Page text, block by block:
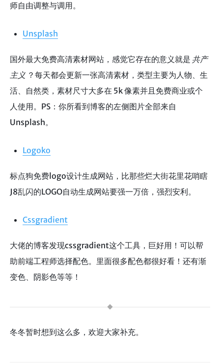
师自由调整与调用。
Unsplash
国外最大免费高清素材网站，感觉它存在的意义就是 共产
主义 ？每天都会更新一张高清素材，类型主要为人物、生
活、自然类，素材尺寸大多在 5k 像素并且免费商业或个
人使用。PS：你所看到博客的左侧图片全部来自
Unsplash。
Logoko
标点狗免费logo设计生成网站，比那些烂大街花里花哨瞎
J8乱闪的LOGO自动生成网站要强一万倍，强烈安利。
Cssgradient
大佬的博客发现cssgradient这个工具，巨好用！可以帮
助前端工程师选择配色。里面很多配色都很好看！还有渐
变色、阴影色等等！
冬冬暂时想到这么多，欢迎大家补充。